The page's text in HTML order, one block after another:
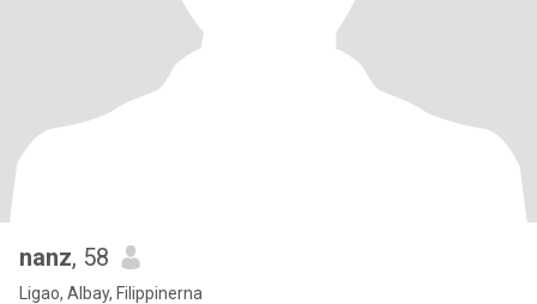
nanz, 58
Ligao, Albay, Filippinerna